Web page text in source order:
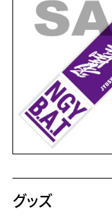
グッズ